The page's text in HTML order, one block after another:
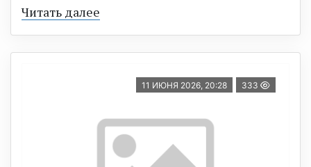
Читать далее
11 ИЮНЯ 2026, 20:28 333